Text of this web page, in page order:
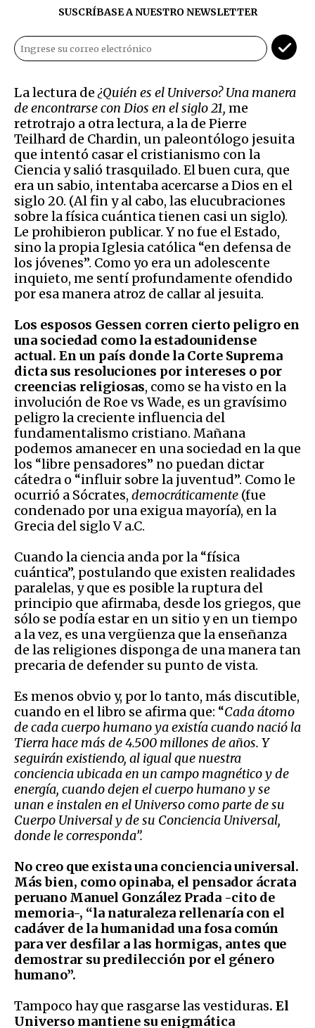
SUSCRÍBASE A NUESTRO NEWSLETTER
La lectura de¿Quién es el Universo? Una manera
de encontrarse con Dios en el siglo 21, me
retrotrajo a otra lectura, a la de Pierre
Teilhard de Chardin, un paleontólogo jesuita
que intentó casar el cristianismo con la
Ciencia y salió trasquilado. El buen cura, que
era un sabio, intentaba acercarse a Dios en el
siglo 20. (Al fin y al cabo, las elucubraciones
sobre la física cuántica tienen casi un siglo).
Le prohibieron publicar. Y no fue el Estado,
sino la propia Iglesia católica “en defensa de
los jóvenes”. Como yo era un adolescente
inquieto, me sentí profundamente ofendido
por esa manera atroz de callar al jesuita.
Los esposos Gessen corren cierto peligro en
una sociedad como la estadounidense
actual. En un país donde la Corte Suprema
dicta sus resoluciones por intereses o por
creencias religiosas, como se ha visto en la
involución de Roe vs Wade, es un gravísimo
peligro la creciente influencia del
fundamentalismo cristiano. Mañana
podemos amanecer en una sociedad en la que
los “libre pensadores” no puedan dictar
cátedra o “influir sobre la juventud”. Como le
ocurrió a Sócrates, democráticamente (fue
condenado por una exigua mayoría), en la
Grecia del siglo V a.C.
Cuando la ciencia anda por la “física
cuántica”, postulando que existen realidades
paralelas, y que es posible la ruptura del
principio que afirmaba, desde los griegos, que
sólo se podía estar en un sitio y en un tiempo
a la vez, es una vergüenza que la enseñanza
de las religiones disponga de una manera tan
precaria de defender su punto de vista.
Es menos obvio y, por lo tanto, más discutible,
cuando en el libro se afirma que: “Cada átomo
de cada cuerpo humano ya existía cuando nació la
Tierra hace más de 4.500 millones de años. Y
seguirán existiendo, al igual que nuestra
conciencia ubicada en un campo magnético y de
energía, cuando dejen el cuerpo humano y se
unan e instalen en el Universo como parte de su
Cuerpo Universal y de su Conciencia Universal,
donde le corresponda”.
No creo que exista una conciencia universal.
Más bien, como opinaba, el pensador ácrata
peruano Manuel González Prada -cito de
memoria-, “la naturaleza rellenaría con el
cadáver de la humanidad una fosa común
para ver desfilar a las hormigas, antes que
demostrar su predilección por el género
humano”.
Tampoco hay que rasgarse las vestiduras. El
Universo mantiene su enigmática